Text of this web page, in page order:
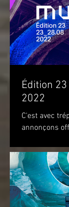
Édition
2022
C'est avec
annonçons
notre
attendons du